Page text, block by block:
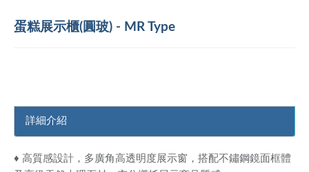
蛋糕展示櫃(圓玻) - MR Type
詳細介紹
♦ 高質感設計，多廣角高透明度展示窗，搭配不鏽鋼鏡面框體